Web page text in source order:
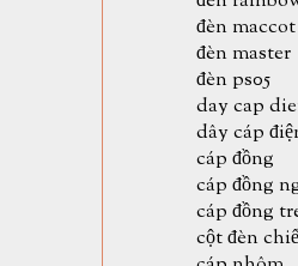
đèn maccot
đèn master
đèn ps05
day cap
dây cáp
cáp đồng
cáp đồng
cáp đồng
cột đèn